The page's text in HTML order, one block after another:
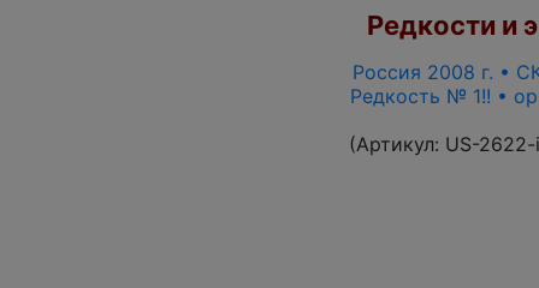
Редкости и
Россия 2008 г. •
Редкость № 1!! •
(Артикул: US-